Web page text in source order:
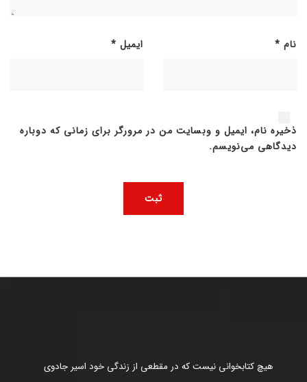
نام * ایمیل *
ذخیره نام، ایمیل و وبسایت من در مرورگر برای زمانی که دوباره
دیدگاهی می‌نویسم.
هیچ کتابخوانی نیست که در مقطعی از زندگی خود اسیر جادوی